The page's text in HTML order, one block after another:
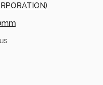
#nikonphoto
#cameranu_nl
)